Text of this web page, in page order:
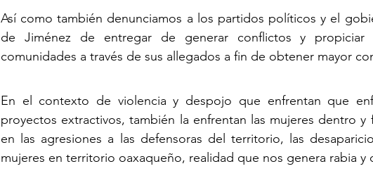
Así como también denunciamos a los partidos políticos y el
de Jiménez de entregar de generar conflictos y propiciar
comunidades a través de sus allegados a fin de obtener mayor
En el contexto de violencia y despojo que enfrentan que
proyectos extractivos, también la enfrentan las mujeres dentro y
en las agresiones a las defensoras del territorio, las
mujeres en territorio oaxaqueño, realidad que nos genera rabia y